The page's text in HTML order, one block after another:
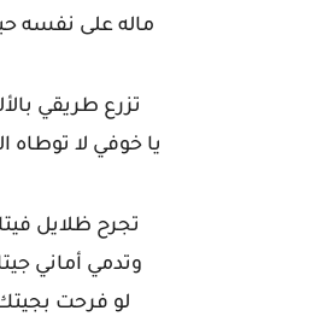
ماله على نفسه
تزرع طريقي
يا خوفي لا توطاه
تجرح ظلايل
وتدمي أماني
لو فرحت